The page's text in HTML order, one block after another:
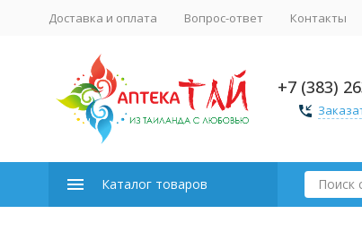
Доставка и оплата Вопрос-ответ Контакты
+7 (383)
Каталог товаров